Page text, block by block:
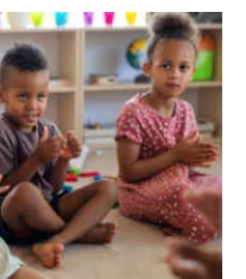
Summercourse Internationaal/grensoverschrijdend werken
(NIRPA PE)
Praehep